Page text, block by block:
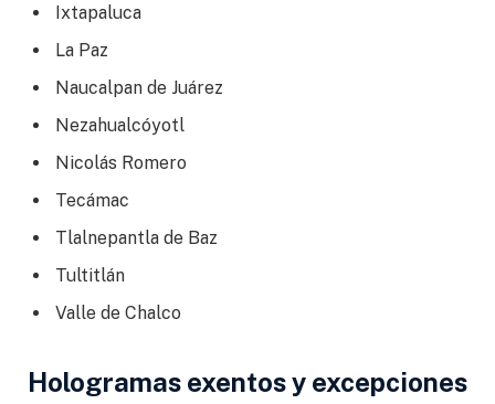
Ixtapaluca
La Paz
Naucalpan de Juárez
Nezahualcóyotl
Nicolás Romero
Tecámac
Tlalnepantla de Baz
Tultitlán
Valle de Chalco
Hologramas exentos y excepciones